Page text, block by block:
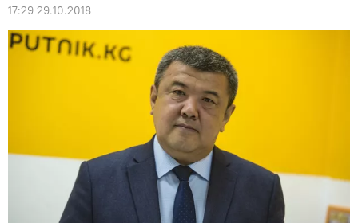
17:29 29.10.2018